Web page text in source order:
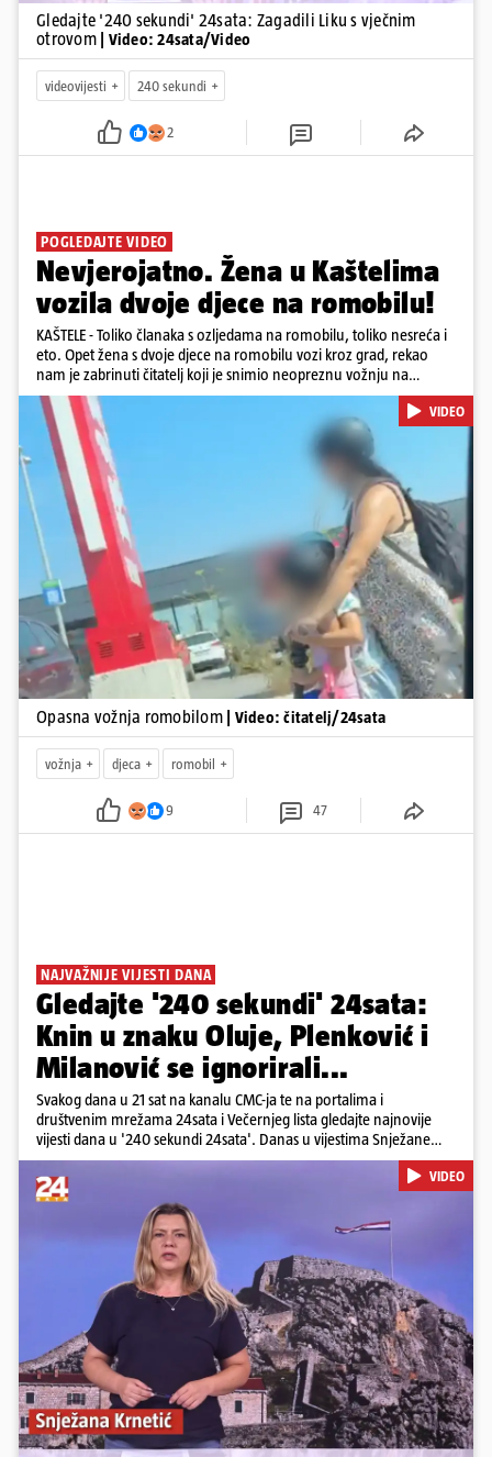
Gledajte '240 sekundi' 24sata: Zagadili Liku s vječnim
otrovom
| Video: 24sata/Video
videovijesti 240 sekundi
2
POGLEDAJTE VIDEO
Nevjerojatno. Žena u Kaštelima
vozila dvoje djece na romobilu!
KAŠTELE - Toliko članaka s ozljedama na romobilu, toliko nesreća i
eto. Opet žena s dvoje djece na romobilu vozi kroz grad, rekao
nam je zabrinuti čitatelj koji je snimio neopreznu vožnju na
romobilu u četvrtak prijepodne kroz Kaštele. Podsjetimo, mjesec i
pol od smrti dječaka (14) u Metkoviću, pad s električnog romobila
odnio je još jedan mladi život. Unatoč naporima liječnika KBC-a
Zagreb, u ponedjeljak maloljetnik je podlegao ozljedama
zadobivenima u padu s romobila.
Pokretanje videa...
VIDEO
Opasna vožnja romobilom | Video: čitatelj/24sata
vožnja djeca romobil
9 47
NAJVAŽNIJE VIJESTI DANA
Gledajte '240 sekundi' 24sata:
Knin u znaku Oluje, Plenković i
Milanović se ignorirali...
Svakog dana u 21 sat na kanalu CMC-ja te na portalima i
društvenim mrežama 24sata i Večernjeg lista gledajte najnovije
vijesti dana u '240 sekundi 24sata'. Danas u vijestima Snježane
Krnetić: Hrvatska je obilježila 31. obljetnicu Oluje, a pažnju je
privuklo ignoriranje predsjednika Zorana Milanovića i premijera
Andreja Plenkovića u Kninu. Donosimo i detalje o većim
braniteljskim mirovinama, apelu obitelji Hrvata u komi u Irskoj,
upozorenjima nakon nove tragedije na električnom romobilu te
smanjenju proizvodnje u nuklearnoj elektrani Krško.
Pokretanje videa...
VIDEO